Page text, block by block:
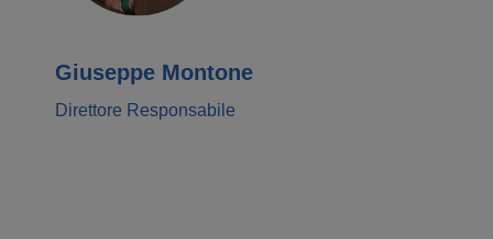
Giuseppe Montone
Direttore Responsabile